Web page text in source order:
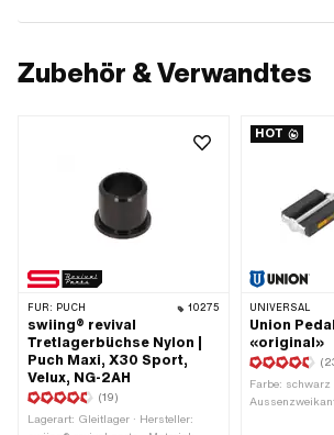
Zubehör & Verwandtes
FÜR: PUCH 10275
swiing® revival
Tretlagerbüchse Nylon |
Puch Maxi, X30 Sport,
Velux, NG-2AH
(19)
Lagerart: Gleitlager · Hersteller:
HOT
UNIVERSAL
Union
«original»
Farbe: schwarz